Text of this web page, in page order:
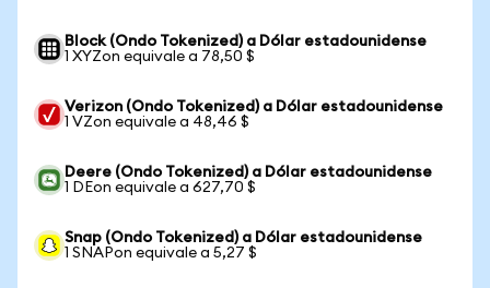
Block (Ondo Tokenized) a Dólar estadounidense
1 XYZon equivale a 78,50 $
Verizon (Ondo Tokenized) a Dólar estadounidense
1 VZon equivale a 48,46 $
Deere (Ondo Tokenized) a Dólar estadounidense
1 DEon equivale a 627,70 $
Snap (Ondo Tokenized) a Dólar estadounidense
1 SNAPon equivale a 5,27 $